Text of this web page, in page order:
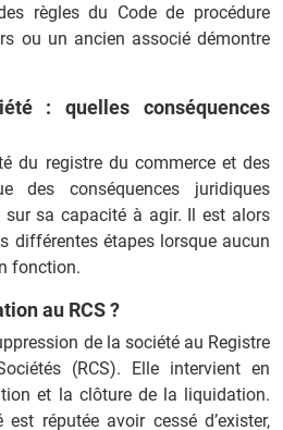
règles du Code de procédure
ou un ancien associé démontre
: quelles conséquences
du registre du commerce et des
des conséquences juridiques
sa capacité à agir. Il est alors
différentes étapes lorsque aucun
fonction.
au RCS ?
de la société au Registre
(RCS). Elle intervient en
et la clôture de la liquidation.
est réputée avoir cessé d’exister,